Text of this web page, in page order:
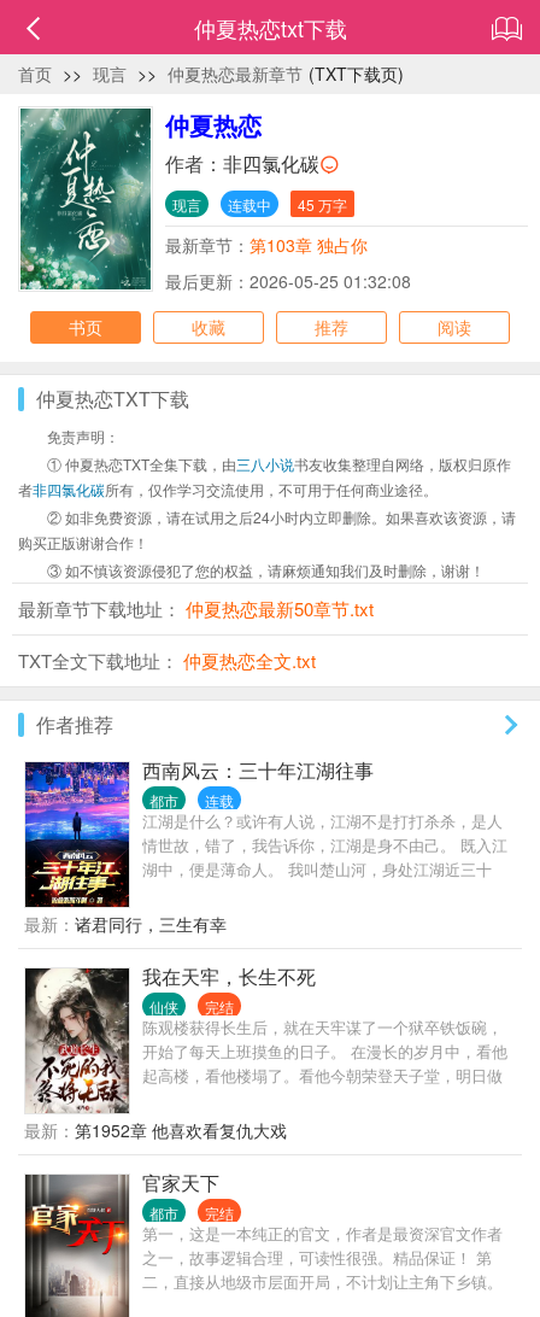
仲夏热恋txt下载
首页 >> 现言 >> 仲夏热恋最新章节 (TXT下载页)
仲夏热恋
作者： 非四氯化碳
现言 连载中 45 万字
最新章节： 第103章 独占你
最后更新：2026-05-25 01:32:08
书页
收藏 推荐 阅读
仲夏热恋TXT下载
免责声明：
① 仲夏热恋TXT全集下载，由三八小说书友收集整理自网络，版权归原作
者非四氯化碳所有，仅作学习交流使用，不可用于任何商业途径。
② 如非免费资源，请在试用之后24小时内立即删除。如果喜欢该资源，请
购买正版谢谢合作！
③ 如不慎该资源侵犯了您的权益，请麻烦通知我们及时删除，谢谢！
最新章节下载地址： 仲夏热恋最新50章节.txt
TXT全文下载地址： 仲夏热恋全文.txt
作者推荐
西南风云：三十年江湖往事
都市 连载
江湖是什么？或许有人说，江湖不是打打杀杀，是人
情世故，错了，我告诉你，江湖是身不由己。 既入江
湖中，便是薄命人。 我叫楚山河，身处江湖近三十
徒，也曾在声势巅峰之时，整个西南无人争锋。 也曾
锒铛入狱，三进三出，还完自己所有罪孽。 这是我的
故事，也是一个老江湖混子的回忆录，自白书。
最新： 诸君同行，三生有幸
我在天牢，长生不死
仙侠 完结
陈观楼获得长生后，就在天牢谋了一个狱卒铁饭碗，
开始了每天上班摸鱼的日子。 在漫长的岁月中，看他
起高楼，看他楼塌了。看他今朝荣登天子堂，明日做
贵，看他国破家亡。 变化的是岁月人生，不变的是长
生岁月。陈观楼熬死了宗师，熬死了大宗师，熬死了
一个个大佬，终究成为无敌的存在。
最新： 第1952章 他喜欢看复仇大戏
官家天下
都市 完结
第一，这是一本纯正的官文，作者是最资深官文作者
之一，故事逻辑合理，可读性很强。精品保证！ 第
二，直接从地级市层面开局，不计划让主角下乡镇。